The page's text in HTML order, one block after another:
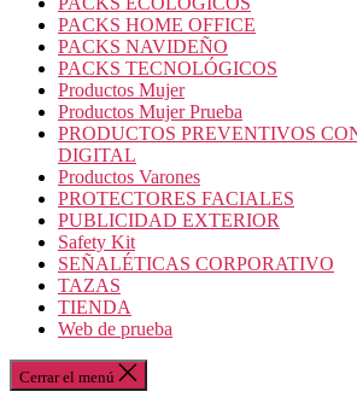
PACKS HOME OFFICE
PACKS NAVIDEÑO
PACKS TECNOLÓGICOS
Productos Mujer
Productos Mujer Prueba
PRODUCTOS PREVENTIVOS
DIGITAL
Productos Varones
PROTECTORES FACIALES
PUBLICIDAD EXTERIOR
Safety Kit
SEÑALÉTICAS CORPORATIVO
TAZAS
TIENDA
Web de prueba
Cerrar el menú